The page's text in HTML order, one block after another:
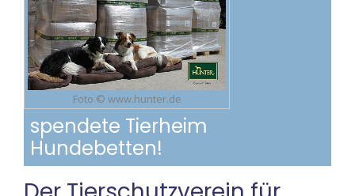
Foto © www.hunter.de
spendete Tierheim
Hundebetten!